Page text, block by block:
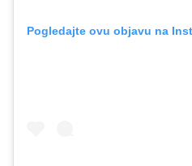
Pogledajte ovu objavu na